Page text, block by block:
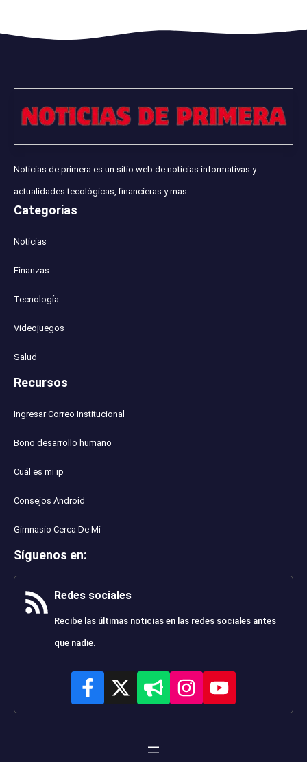
Noticias de primera es un sitio web de noticias informativas y
actualidades tecológicas, financieras y mas..
Categorias
Noticias
Finanzas
Tecnología
Videojuegos
Salud
Recursos
Ingresar Correo Institucional
Bono desarrollo humano
Cuál es mi ip
Consejos Android
Gimnasio Cerca De Mi
Síguenos en:
Redes sociales
Recibe las últimas noticias en las redes sociales antes
que nadie.